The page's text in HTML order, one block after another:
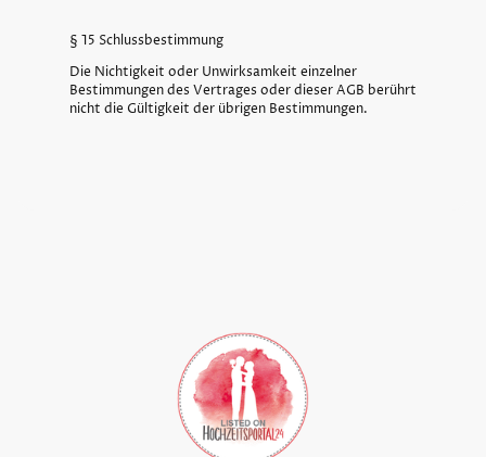
§ 15 Schlussbestimmung
Die Nichtigkeit oder Unwirksamkeit einzelner
Bestimmungen des Vertrages oder dieser AGB berührt
nicht die Gültigkeit der übrigen Bestimmungen.